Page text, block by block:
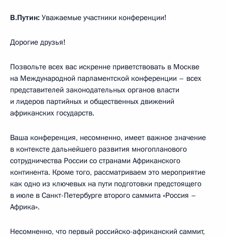
В.Путин: Уважаемые участники конференции!
Дорогие друзья!
Позвольте всех вас искренне приветствовать в Москве
на Международной парламентской конференции – всех
представителей законодательных органов власти
и лидеров партийных и общественных движений
африканских государств.
Ваша конференция, несомненно, имеет важное значение
в контексте дальнейшего развития многопланового
сотрудничества России со странами Африканского
континента. Кроме того, рассматриваем это мероприятие
как одно из ключевых на пути подготовки предстоящего
в июле в Санкт-Петербурге второго саммита «Россия –
Африка».
Несомненно, что первый российско-африканский саммит,